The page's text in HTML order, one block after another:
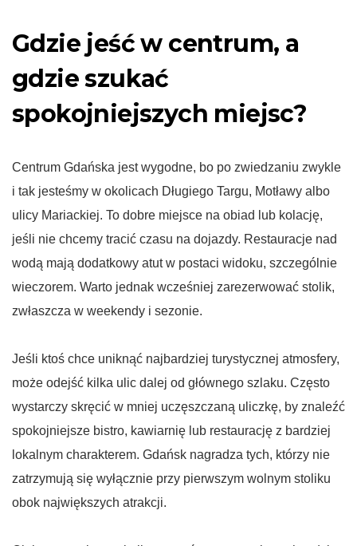
Gdzie jeść w centrum, a
gdzie szukać
spokojniejszych miejsc?
Centrum Gdańska jest wygodne, bo po zwiedzaniu zwykle
i tak jesteśmy w okolicach Długiego Targu, Motławy albo
ulicy Mariackiej. To dobre miejsce na obiad lub kolację,
jeśli nie chcemy tracić czasu na dojazdy. Restauracje nad
wodą mają dodatkowy atut w postaci widoku, szczególnie
wieczorem. Warto jednak wcześniej zarezerwować stolik,
zwłaszcza w weekendy i sezonie.
Jeśli ktoś chce uniknąć najbardziej turystycznej atmosfery,
może odejść kilka ulic dalej od głównego szlaku. Często
wystarczy skręcić w mniej uczęszczaną uliczkę, by znaleźć
spokojniejsze bistro, kawiarnię lub restaurację z bardziej
lokalnym charakterem. Gdańsk nagradza tych, którzy nie
zatrzymują się wyłącznie przy pierwszym wolnym stoliku
obok największych atrakcji.